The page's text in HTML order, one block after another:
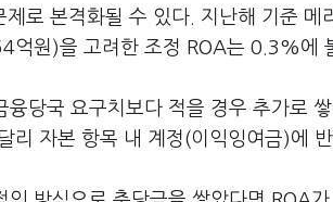
로 본격화될 수 있다. 지난해 기준 메
원)을 고려한 조정 ROA는 0.3%에
당국 요구치보다 적을 경우 추가로
리 자본 항목 내 계정(이익잉여금)에 반